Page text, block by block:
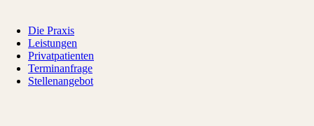
Die Praxis
Leistungen
Privatpatienten
Terminanfrage
Stellenangebot